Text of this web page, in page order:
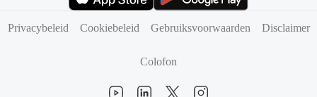
Privacybeleid
Cookiebeleid Gebruiksvoorwaarden Disclaimer
Colofon